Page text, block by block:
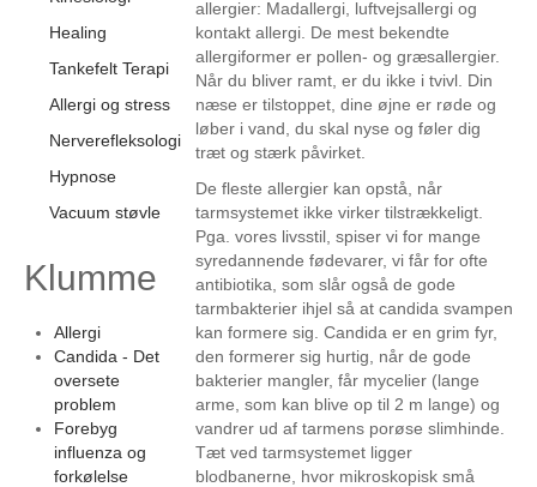
Healing
Tankefelt Terapi
Allergi og stress
Nerverefleksologi
Hypnose
Vacuum støvle
Klumme
Allergi
Candida - Det
oversete
problem
Forebyg
influenza og
forkølelse
allergier: Madallergi, luftvejsallergi og
kontakt allergi. De mest bekendte
allergiformer er pollen- og græsallergier.
Når du bliver ramt, er du ikke i tvivl. Din
næse er tilstoppet, dine øjne er røde og
løber i vand, du skal nyse og føler dig
træt og stærk påvirket.
De fleste allergier kan opstå, når
tarmsystemet ikke virker tilstrækkeligt.
Pga. vores livsstil, spiser vi for mange
syredannende fødevarer, vi får for ofte
antibiotika, som slår også de gode
tarmbakterier ihjel så at candida svampen
kan formere sig. Candida er en grim fyr,
den formerer sig hurtig, når de gode
bakterier mangler, får mycelier (lange
arme, som kan blive op til 2 m lange) og
vandrer ud af tarmens porøse slimhinde.
Tæt ved tarmsystemet ligger
blodbanerne, hvor mikroskopisk små